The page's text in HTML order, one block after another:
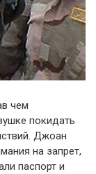
чем
покидать
Джоан
на запрет,
паспорт и